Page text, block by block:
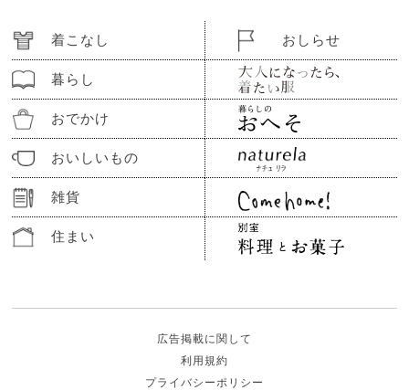
着こなし
暮らし
おでかけ
おいしいもの
雑貨
住まい
おしらせ
広告掲載に関して
利用規約
プライバシーポリシー